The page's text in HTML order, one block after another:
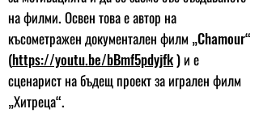
на филми. Освен това е автор на
късометражен документален филм „Chamour“
(https://youtu.be/bBmf5pdyjfk) и е
сценарист на бъдещ проект за игрален филм
„Хитреца“.